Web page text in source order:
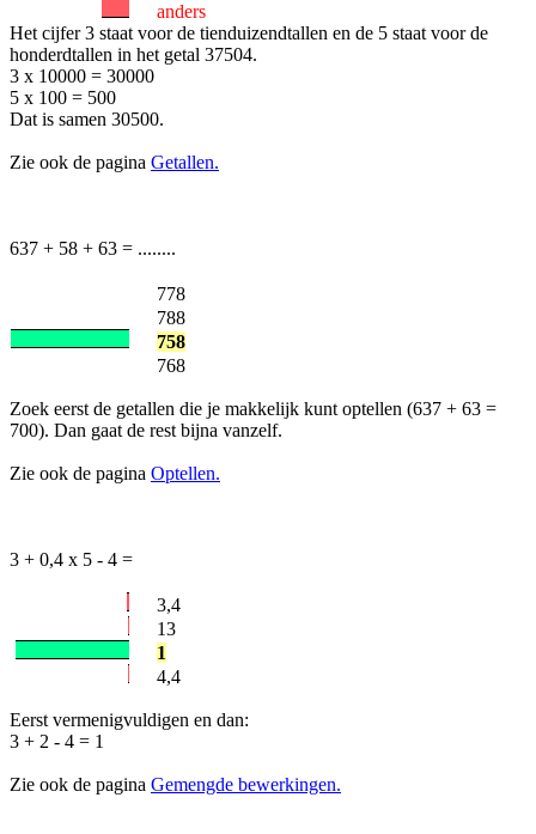
anders
Het cijfer 3 staat voor de tienduizendtallen en de 5 staat voor de
honderdtallen in het getal 37504.
3 x 10000 = 30000
5 x 100 = 500
Dat is samen 30500.
Zie ook de pagina Getallen.
637 + 58 + 63 = ........
778
788
758
768
Zoek eerst de getallen die je makkelijk kunt optellen (637 + 63 =
700). Dan gaat de rest bijna vanzelf.
Zie ook de pagina Optellen.
3 + 0,4 x 5 - 4 =
3,4
13
1
4,4
Eerst vermenigvuldigen en dan:
3 + 2 - 4 = 1
Zie ook de pagina Gemengde bewerkingen.